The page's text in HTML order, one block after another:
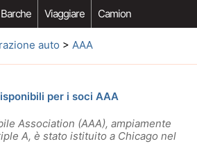
Barche Viaggiare Camion
Auto Car Opzioni Aftermarket
auto > AAA
per i soci AAA
Association (AAA), ampiamente
A, è stato istituito a Chicago nel